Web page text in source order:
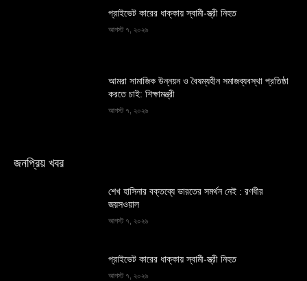
প্রাইভেট কারের ধাক্কায় স্বামী-স্ত্রী নিহত
আগস্ট ৭, ২০২৬
আমরা সামাজিক উন্নয়ন ও বৈষম্যহীন সমাজব্যবস্থা প্রতিষ্ঠা
করতে চাই: শিক্ষামন্ত্রী
আগস্ট ৭, ২০২৬
জনপ্রিয় খবর
শেখ হাসিনার বক্তব্যে ভারতের সমর্থন নেই : রণধীর
জয়সওয়াল
আগস্ট ৭, ২০২৬
প্রাইভেট কারের ধাক্কায় স্বামী-স্ত্রী নিহত
আগস্ট ৭, ২০২৬